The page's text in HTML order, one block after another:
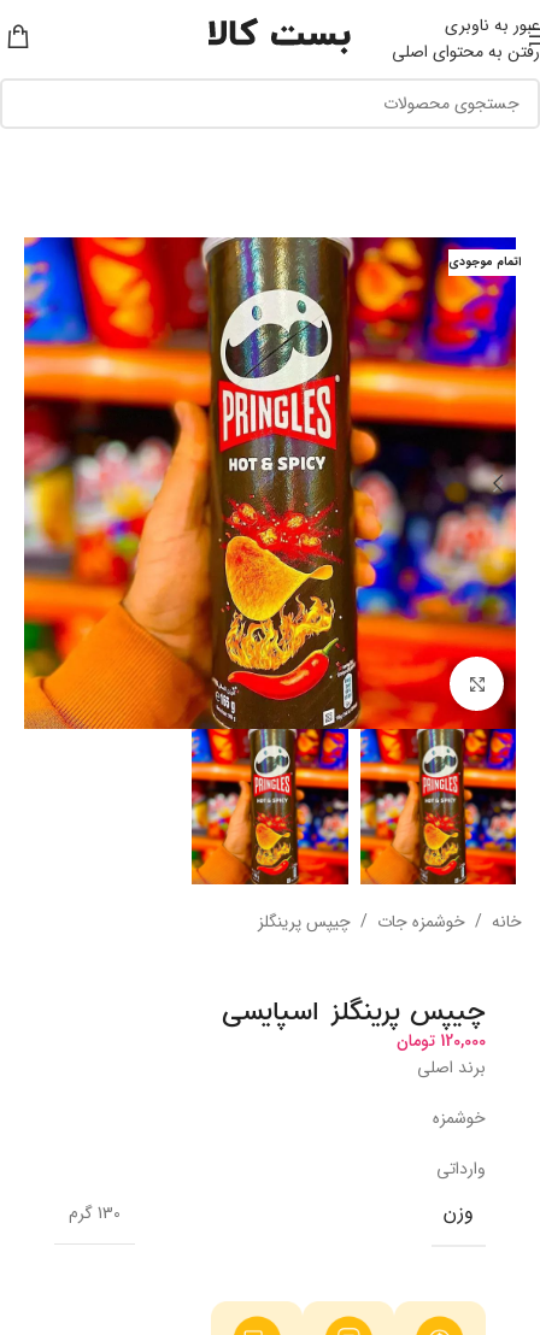
عبور به ناوبری
رفتن به محتوای اصلی
اتمام موجودی
بزرگنمایی تصویر
خانه / خوشمزه جات / چیپس پرینگلز
چیپس پرینگلز اسپایسی
120,000 تومان
برند اصلی
خوشمزه
وارداتی
وزن 130 گرم